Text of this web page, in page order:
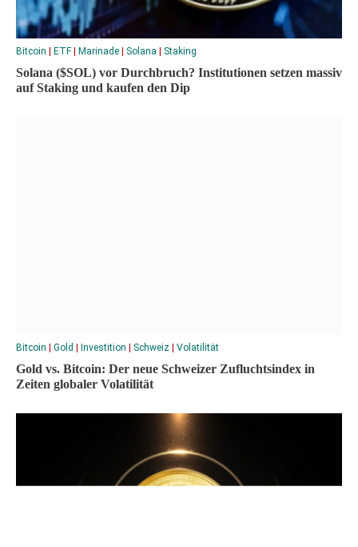
Bitcoin | ETF| Marinade | Solana | Staking
Solana ($SOL) vor Durchbruch? Institutionen setzen massiv
auf Staking und kaufen den Dip
Bitcoin | Gold | Investition | Schweiz | Volatilität
Gold vs. Bitcoin: Der neue Schweizer Zufluchtsindex in
Zeiten globaler Volatilität